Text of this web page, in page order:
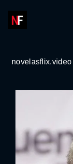
novelasflix.video